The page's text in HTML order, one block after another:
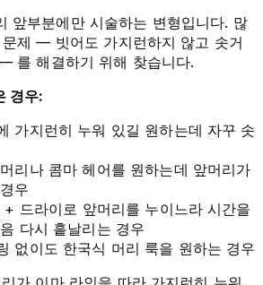
앞부분에만 시술하는 변형입니다. 많
제 — 빗어도 가지런하지 않고 솟거
를 해결하기 위해 찾습니다.
경우:
가지런히 누워 있길 원하는데 자꾸 솟
리나 콤마 헤어를 원하는데 앞머리가
우
드라이로 앞머리를 누이느라 시간을
다시 흩날리는 경우
없이도 한국식 머리 룩을 원하는 경우